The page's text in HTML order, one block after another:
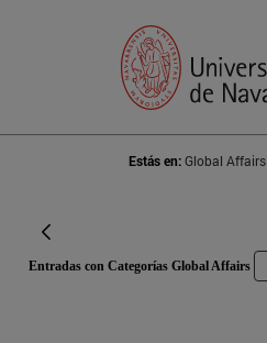
Estás en:Global
Entradas con Categorías Global Affairs